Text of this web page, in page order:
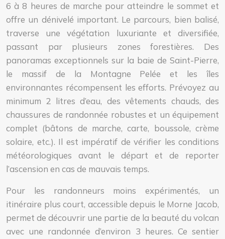
6 à 8 heures de marche pour atteindre le sommet et
offre un dénivelé important. Le parcours, bien balisé,
traverse une végétation luxuriante et diversifiée,
passant par plusieurs zones forestières. Des
panoramas exceptionnels sur la baie de Saint-Pierre,
le massif de la Montagne Pelée et les îles
environnantes récompensent les efforts. Prévoyez au
minimum 2 litres d’eau, des vêtements chauds, des
chaussures de randonnée robustes et un équipement
complet (bâtons de marche, carte, boussole, crème
solaire, etc.). Il est impératif de vérifier les conditions
météorologiques avant le départ et de reporter
l’ascension en cas de mauvais temps.
Pour les randonneurs moins expérimentés, un
itinéraire plus court, accessible depuis le Morne Jacob,
permet de découvrir une partie de la beauté du volcan
avec une randonnée d’environ 3 heures. Ce sentier